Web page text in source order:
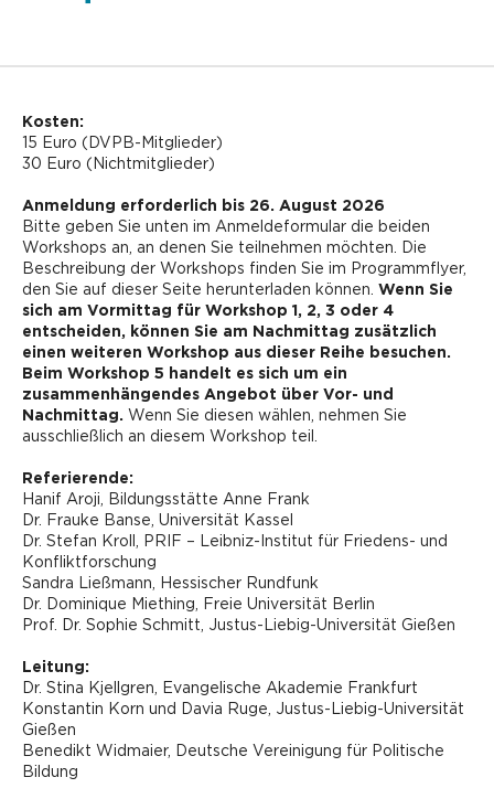
Kosten:
15 Euro (DVPB-Mitglieder)
30 Euro (Nichtmitglieder)
Anmeldung erforderlich bis 26. August 2026
Bitte geben Sie unten im Anmeldeformular die beiden
Workshops an, an denen Sie teilnehmen möchten. Die
Beschreibung der Workshops finden Sie im Programmflyer,
den Sie auf dieser Seite herunterladen können. Wenn Sie
sich am Vormittag für Workshop 1, 2, 3 oder 4
entscheiden, können Sie am Nachmittag zusätzlich
einen weiteren Workshop aus dieser Reihe besuchen.
Beim Workshop 5 handelt es sich um ein
zusammenhängendes Angebot über Vor- und
Nachmittag. Wenn Sie diesen wählen, nehmen Sie
ausschließlich an diesem Workshop teil.
Referierende:
Hanif Aroji, Bildungsstätte Anne Frank
Dr. Frauke Banse, Universität Kassel
Dr. Stefan Kroll, PRIF – Leibniz-Institut für Friedens- und
Konfliktforschung
Sandra Ließmann, Hessischer Rundfunk
Dr. Dominique Miething, Freie Universität Berlin
Prof. Dr. Sophie Schmitt, Justus-Liebig-Universität Gießen
Leitung:
Dr. Stina Kjellgren, Evangelische Akademie Frankfurt
Konstantin Korn und Davia Ruge, Justus-Liebig-Universität
Gießen
Benedikt Widmaier, Deutsche Vereinigung für Politische
Bildung